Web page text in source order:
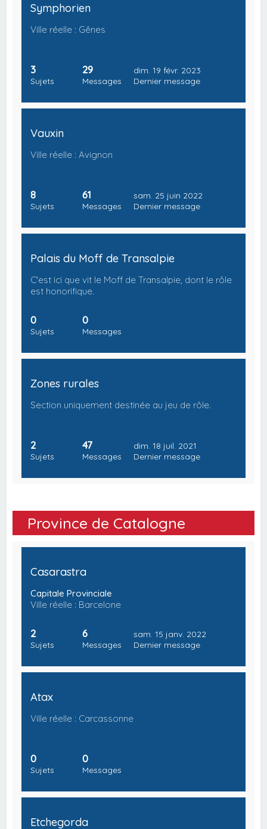
Symphorien
Ville réelle : Gênes
3
Sujets
29
Messages
dim. 19 févr. 2023
Dernier message
Vauxin
Ville réelle : Avignon
8
Sujets
61
Messages
sam. 25 juin 2022
Dernier message
Palais du Moff de Transalpie
C'est ici que vit le Moff de Transalpie, dont le rôle
est honorifique.
0
Sujets
0
Messages
Zones rurales
Section uniquement destinée au jeu de rôle.
2
Sujets
47
Messages
dim. 18 juil. 2021
Dernier message
Province de Catalogne
Casarastra
Capitale Provinciale
Ville réelle : Barcelone
2
Sujets
6
Messages
sam. 15 janv. 2022
Dernier message
Atax
Ville réelle : Carcassonne
0
Sujets
0
Messages
Etchegorda